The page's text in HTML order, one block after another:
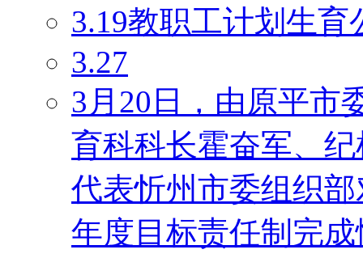
3.19教职工计划生育
3.27
3月20日，由原平市
育科科长霍奋军、
代表忻州市委组织
年度目标责任制完